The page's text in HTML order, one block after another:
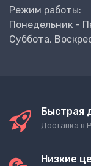
Режим работы:
Понедельник -
Суббота,
Быстрая
Доставка в
Низкие